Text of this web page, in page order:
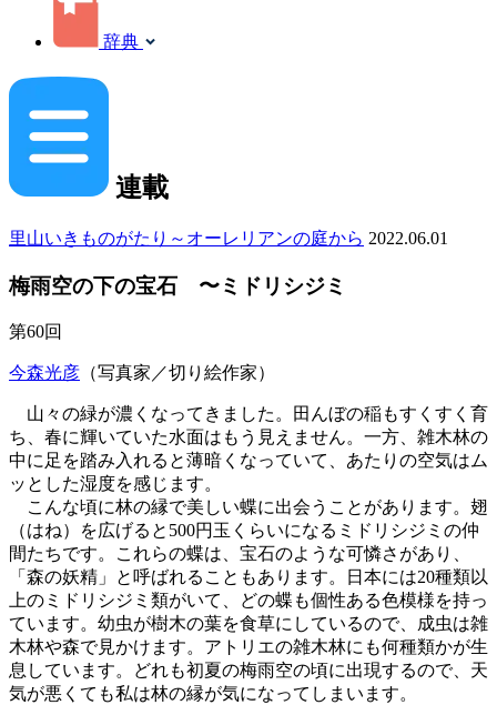
辞典
連載
里山いきものがたり～オーレリアンの庭から 2022.06.01
梅雨空の下の宝石 〜ミドリシジミ
第60回
今森光彦 （写真家／切り絵作家）
山々の緑が濃くなってきました。田んぼの稲もすくすく育
ち、春に輝いていた水面はもう見えません。一方、雑木林の
中に足を踏み入れると薄暗くなっていて、あたりの空気はム
ッとした湿度を感じます。
こんな頃に林の縁で美しい蝶に出会うことがあります。翅
（はね）を広げると500円玉くらいになるミドリシジミの仲
間たちです。これらの蝶は、宝石のような可憐さがあり、
「森の妖精」と呼ばれることもあります。日本には20種類以
上のミドリシジミ類がいて、どの蝶も個性ある色模様を持っ
ています。幼虫が樹木の葉を食草にしているので、成虫は雑
木林や森で見かけます。アトリエの雑木林にも何種類かが生
息しています。どれも初夏の梅雨空の頃に出現するので、天
気が悪くても私は林の縁が気になってしまいます。